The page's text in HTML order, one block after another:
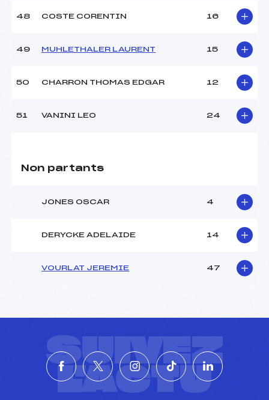
48 COSTE CORENTIN 16
49 MUHLETHALER LAURENT 15
50 CHARRON THOMAS EDGAR 12
51 VANINI LEO 24
Non partants
JONES OSCAR 4
DERYCKE ADELAIDE 14
VOURLAT JEREMIE 47
SUIVEZ
L'ACTU